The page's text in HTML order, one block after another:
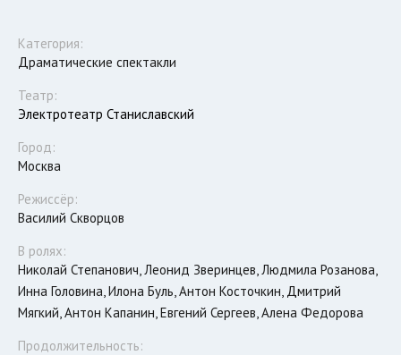
Категория:
Драматические спектакли
Театр:
Электротеатр Станиславский
Город:
Москва
Режиссёр:
Василий Скворцов
В ролях:
Николай Степанович, Леонид Зверинцев, Людмила Розанова,
Инна Головина, Илона Буль, Антон Косточкин, Дмитрий
Мягкий, Антон Капанин, Евгений Сергеев, Алена Федорова
Продолжительность: